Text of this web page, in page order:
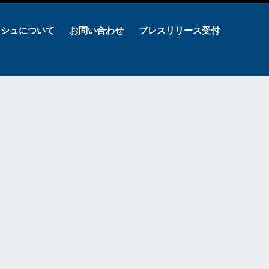
ュについて お問い合わせ プレスリリース受付